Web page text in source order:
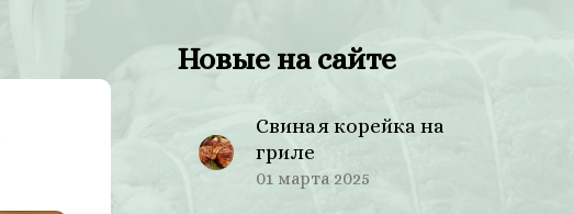
Новые на сайте
Свиная корейка на
гриле
01 марта 2025